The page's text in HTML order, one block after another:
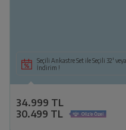
Seçili Ankastre Set ile Seçili 32'
İndirim !
34.999 TL
30.499 TL